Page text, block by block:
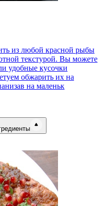
из любой красной рыбы
текстурой. Вы можете
удобные кусочки
обжарить их на
на маленьк